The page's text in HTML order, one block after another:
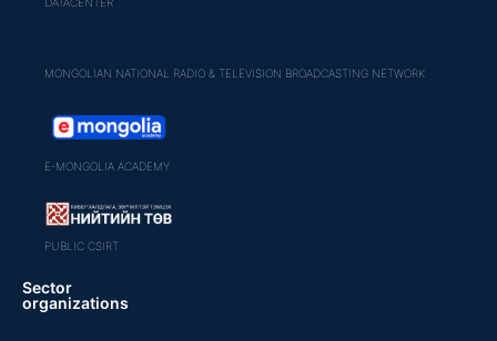
DATACENTER
MONGOLIAN NATIONAL RADIO & TELEVISION BROADCASTING NETWORK
E-MONGOLIA ACADEMY
PUBLIC CSIRT
Sector
organizations